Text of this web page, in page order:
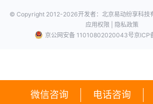
微信咨询 电话咨询
© Copyright 2012-2026开发者：北京易动纷享科技
应用权限 |
隐私政策
京公网安备 11010802020043号京ICP